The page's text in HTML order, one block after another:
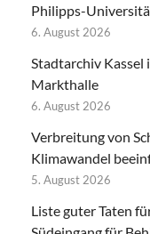
Philipps-
6. August 2026
Stadtarchiv Kassel
Markthalle
6. August 2026
Verbreitung von
Klimawandel
5. August 2026
Liste guter Taten